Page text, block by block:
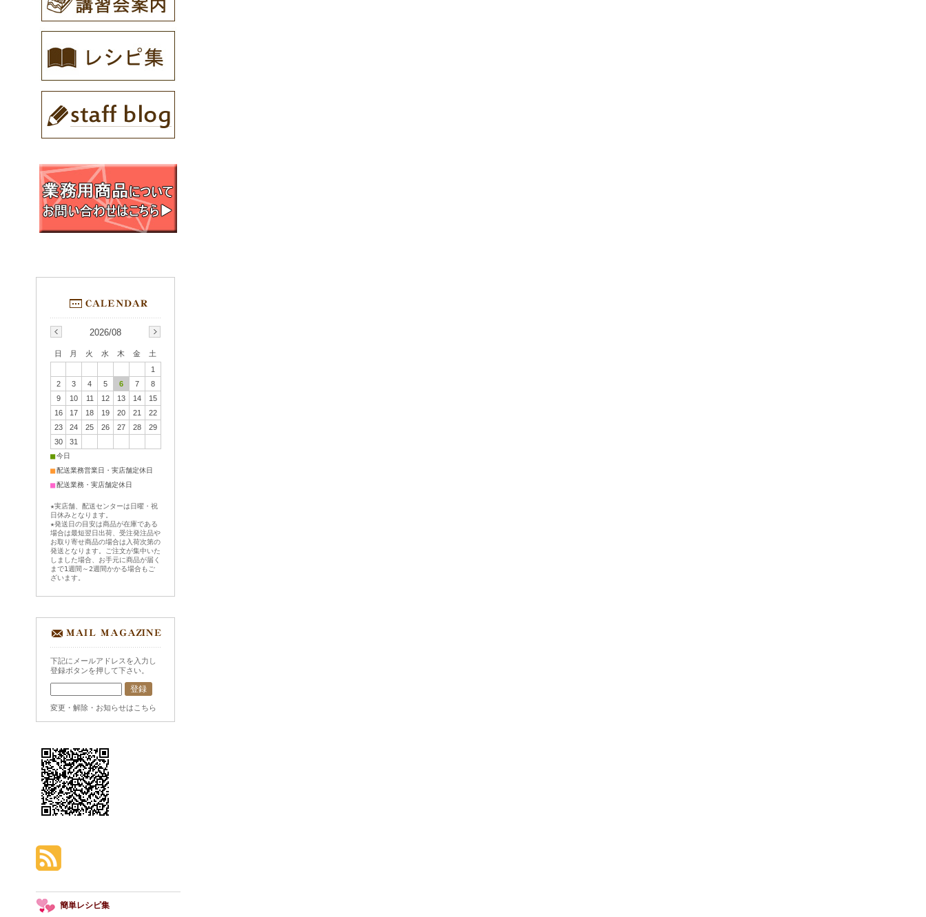
2026/08
日 月 火 水 木 金
土
1
2
3 4 5 6 7
8
9
10 11 12 13 14
15
16
17 18 19 20 21
22
23
24 25 26 27 28
29
30
31
■今日
■配送業務営業日・実店舗定休日
■配送業務・実店舗定休日
★実店舗、配送センターは日曜・祝
日休みとなります。
★発送日の目安は商品が在庫である
場合は最短翌日出荷、受注発注品や
お取り寄せ商品の場合は入荷次第の
発送となります。ご注文が集中いた
しました場合、お手元に商品が届く
まで1週間～2週間かかる場合もご
ざいます。
下記にメールアドレスを入力し
登録ボタンを押して下さい。
変更・解除・お知らせはこちら
簡単レシピ集